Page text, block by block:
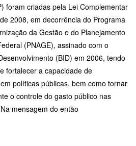
foram criadas pela Lei Complementar
2008, em decorrência do Programa
da Gestão e do Planejamento
(PNAGE), assinado com o
(BID) em 2006, tendo
fortalecer a capacidade de
políticas públicas, bem como tornar
o controle do gasto público nas
mensagem do então